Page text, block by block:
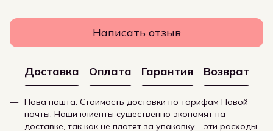
Написать отзыв
Доставка Оплата Гарантия Возврат
Нова пошта. Стоимость доставки по тарифам Новой
почты. Наши клиенты существенно экономят на
доставке, так как не платят за упаковку - эти расходы